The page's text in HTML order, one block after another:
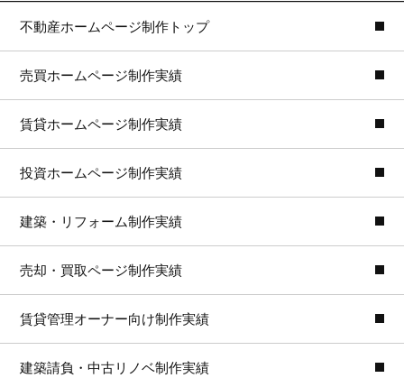
不動産ホームページ制作トップ
売買ホームページ制作実績
賃貸ホームページ制作実績
投資ホームページ制作実績
建築・リフォーム制作実績
売却・買取ページ制作実績
賃貸管理オーナー向け制作実績
建築請負・中古リノベ制作実績